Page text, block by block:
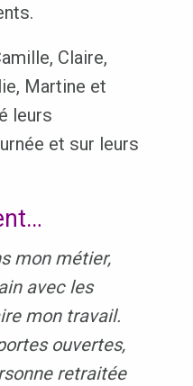
Claire,
Martine et
leurs
et sur leurs
mon métier,
avec les
mon travail.
ouvertes,
retraitée